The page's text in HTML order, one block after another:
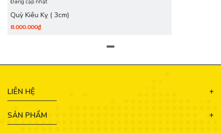
Đang cập nhật
Quỳ Kiêu Kỵ ( 3cm)
8.000.000₫
LIÊN HỆ
SẢN PHẨM